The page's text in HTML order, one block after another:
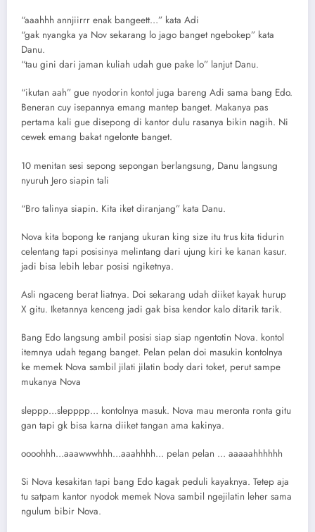
“aaahhh annjiirrr enak bangeett…” kata Adi
“gak nyangka ya Nov sekarang lo jago banget ngebokep” kata
Danu.
“tau gini dari jaman kuliah udah gue pake lo” lanjut Danu.
“ikutan aah” gue nyodorin kontol juga bareng Adi sama bang Edo.
Beneran cuy isepannya emang mantep banget. Makanya pas
pertama kali gue disepong di kantor dulu rasanya bikin nagih. Ni
cewek emang bakat ngelonte banget.
10 menitan sesi sepong sepongan berlangsung, Danu langsung
nyuruh Jero siapin tali
“Bro talinya siapin. Kita iket diranjang” kata Danu.
Nova kita bopong ke ranjang ukuran king size itu trus kita tidurin
celentang tapi posisinya melintang dari ujung kiri ke kanan kasur.
jadi bisa lebih lebar posisi ngiketnya.
Asli ngaceng berat liatnya. Doi sekarang udah diiket kayak hurup
X gitu. Iketannya kenceng jadi gak bisa kendor kalo ditarik tarik.
Bang Edo langsung ambil posisi siap siap ngentotin Nova. kontol
itemnya udah tegang banget. Pelan pelan doi masukin kontolnya
ke memek Nova sambil jilati jilatin body dari toket, perut sampe
mukanya Nova
sleppp…slepppp… kontolnya masuk. Nova mau meronta ronta gitu
gan tapi gk bisa karna diiket tangan ama kakinya.
oooohhh…aaawwwhhh…aaahhhh… pelan pelan … aaaaahhhhhh
Si Nova kesakitan tapi bang Edo kagak peduli kayaknya. Tetep aja
tu satpam kantor nyodok memek Nova sambil ngejilatin leher sama
ngulum bibir Nova.